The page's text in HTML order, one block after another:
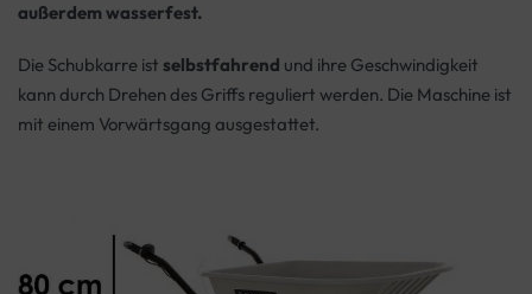
außerdem wasserfest.
Die Schubkarre ist selbstfahrend und ihre Geschwindigkeit
kann durch Drehen des Griffs reguliert werden. Die Maschine ist
mit einem Vorwärtsgang ausgestattet.